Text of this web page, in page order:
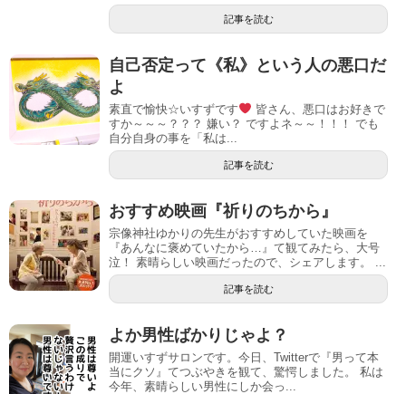
)
記事を読む
自己否定って《私》という人の悪口だ
よ
素直で愉快☆いすずです
皆さん、悪口はお好きで
すか～～～？？？ 嫌い？ ですよネ～～！！！ でも
自分自身の事を「私は...
記事を読む
おすすめ映画『祈りのちから』
宗像神社ゆかりの先生がおすすめしていた映画を
『あんなに褒めていたから…』て観てみたら、大号
泣！ 素晴らしい映画だったので、シェアします。 ...
記事を読む
よか男性ばかりじゃよ？
開運いすずサロンです。今日、Twitterで『男って本
当にクソ』てつぶやきを観て、驚愕しました。 私は
今年、素晴らしい男性にしか会っ...